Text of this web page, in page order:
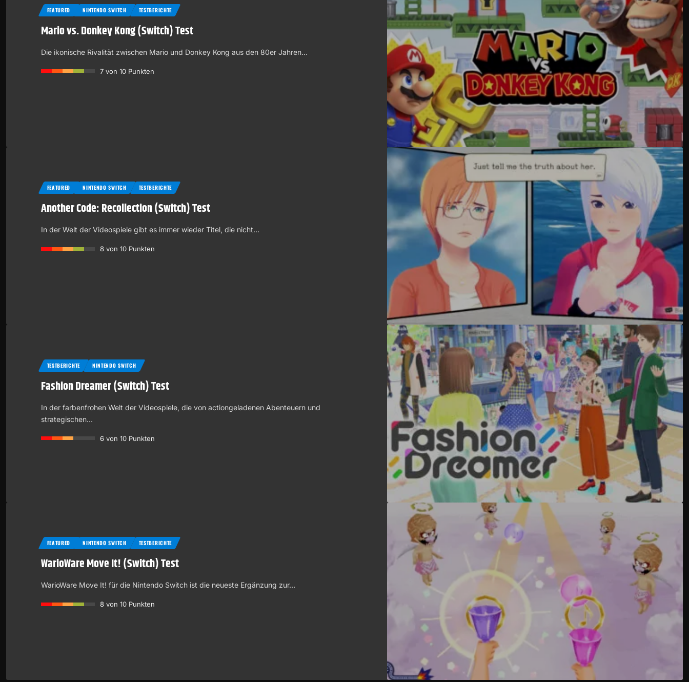
FEATURED NINTENDO SWITCH TESTBERICHTE
Mario vs. Donkey Kong (Switch) Test
Die ikonische Rivalität zwischen Mario und Donkey Kong aus den 80er Jahren…
7von 10 Punkten
FEATURED NINTENDO SWITCH TESTBERICHTE
Another Code: Recollection (Switch) Test
In der Welt der Videospiele gibt es immer wieder Titel, die nicht…
8von 10 Punkten
TESTBERICHTE NINTENDO SWITCH
Fashion Dreamer (Switch) Test
In der farbenfrohen Welt der Videospiele, die von actiongeladenen Abenteuern und
strategischen…
6von 10 Punkten
FEATURED NINTENDO SWITCH TESTBERICHTE
WarioWare Move It! (Switch) Test
WarioWare Move It! für die Nintendo Switch ist die neueste Ergänzung zur…
8von 10 Punkten